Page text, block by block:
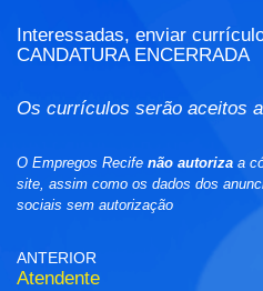
Interessadas, enviar
CANDATURA ENCERRADA
Os currículos serão aceitos
O Empregos Recife não autoriza a
site, assim como os dados dos
sociais sem autorização
ANTERIOR
Atendente